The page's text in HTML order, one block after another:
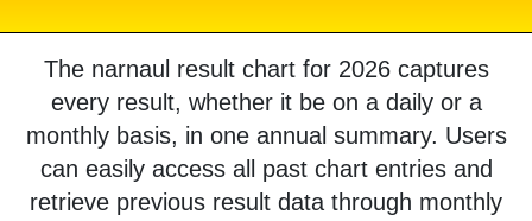
The narnaul result chart for 2026 captures
every result, whether it be on a daily or a
monthly basis, in one annual summary. Users
can easily access all past chart entries and
retrieve previous result data through monthly